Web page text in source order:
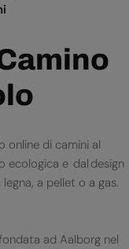
online di camini al
ecologica e dal design
a pellet o a gas.
ad Aalborg nel